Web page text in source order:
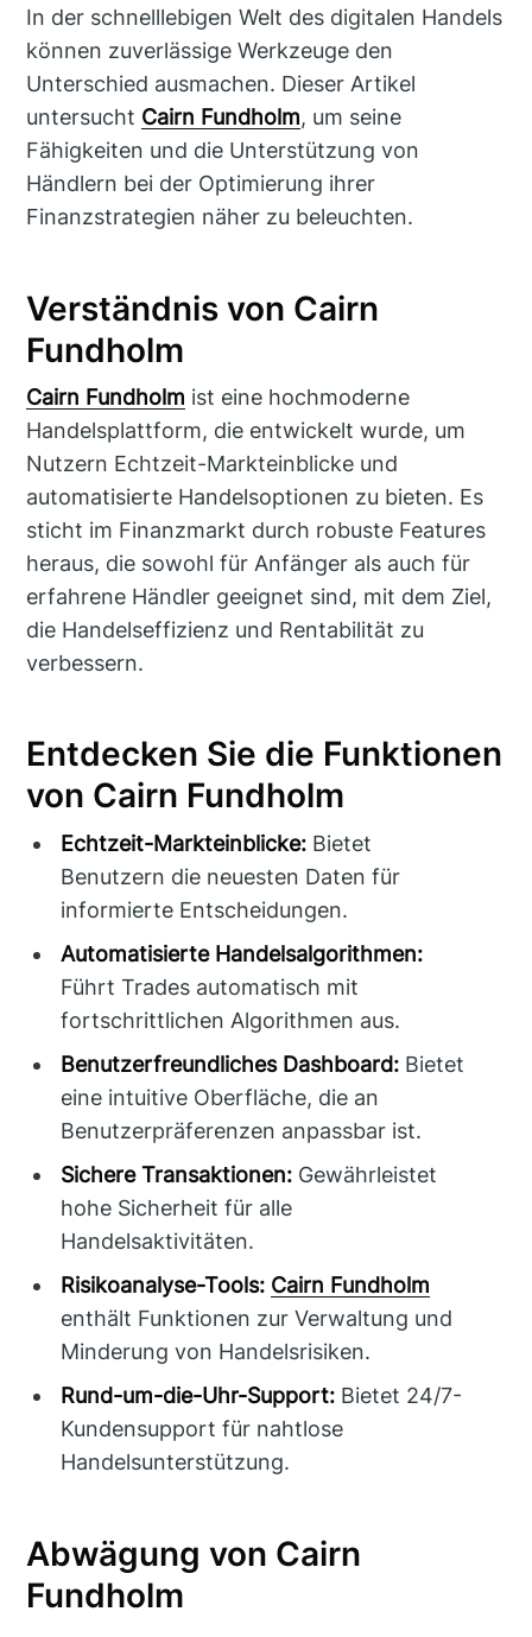
In der schnelllebigen Welt des digitalen Handels
können zuverlässige Werkzeuge den
Unterschied ausmachen. Dieser Artikel
untersucht Cairn Fundholm, um seine
Fähigkeiten und die Unterstützung von
Händlern bei der Optimierung ihrer
Finanzstrategien näher zu beleuchten.
Verständnis von Cairn
Fundholm
Cairn Fundholm ist eine hochmoderne
Handelsplattform, die entwickelt wurde, um
Nutzern Echtzeit-Markteinblicke und
automatisierte Handelsoptionen zu bieten. Es
sticht im Finanzmarkt durch robuste Features
heraus, die sowohl für Anfänger als auch für
erfahrene Händler geeignet sind, mit dem Ziel,
die Handelseffizienz und Rentabilität zu
verbessern.
Entdecken Sie die Funktionen
von Cairn Fundholm
Echtzeit-Markteinblicke: Bietet
Benutzern die neuesten Daten für
informierte Entscheidungen.
Automatisierte Handelsalgorithmen:
Führt Trades automatisch mit
fortschrittlichen Algorithmen aus.
Benutzerfreundliches Dashboard: Bietet
eine intuitive Oberfläche, die an
Benutzerpräferenzen anpassbar ist.
Sichere Transaktionen: Gewährleistet
hohe Sicherheit für alle
Handelsaktivitäten.
Risikoanalyse-Tools: Cairn Fundholm
enthält Funktionen zur Verwaltung und
Minderung von Handelsrisiken.
Rund-um-die-Uhr-Support: Bietet 24/7-
Kundensupport für nahtlose
Handelsunterstützung.
Abwägung von Cairn
Fundholm